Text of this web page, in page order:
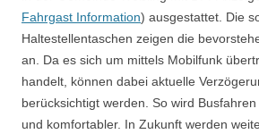
Fahrgast Information) ausgestattet. Die
Haltestellentaschen zeigen die
an. Da es sich um mittels Mobilfunk
handelt, können dabei aktuelle
berücksichtigt werden. So wird
und komfortabler. In Zukunft werden